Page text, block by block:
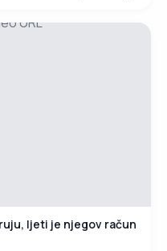
pet tona, kaže, sve bi prodao.
URL
ljeti je njegov račun